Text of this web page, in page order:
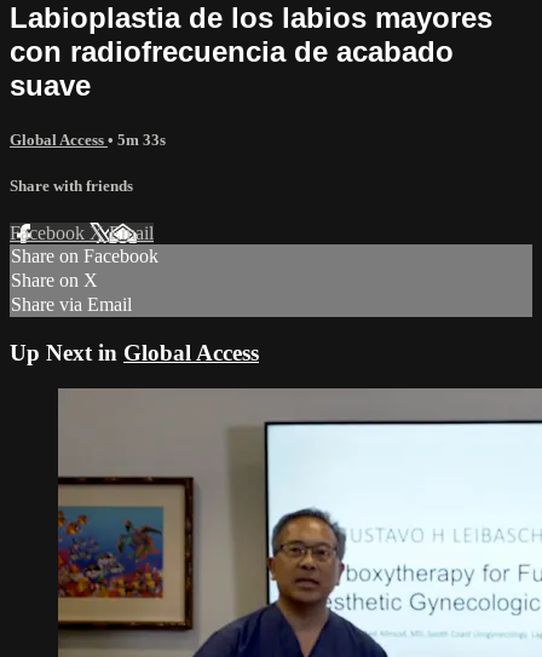
Labioplastia de los labios mayores
con radiofrecuencia de acabado
suave
Global Access • 5m 33s
Share with friends
Facebook XEmail
Share on Facebook
Share on X
Share via Email
Up Next in Global Access